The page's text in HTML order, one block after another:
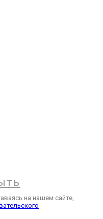
на нашем сайте,